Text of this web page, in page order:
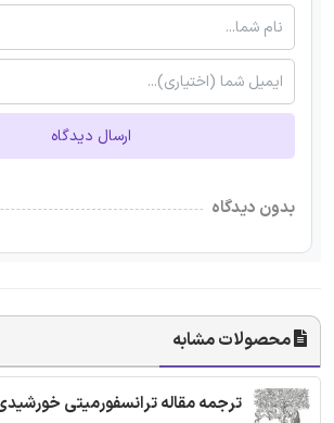
ارسال دیدگاه
بدون دیدگاه
محصولات مشابه
ترجمه مقاله ترانسفورمیتی